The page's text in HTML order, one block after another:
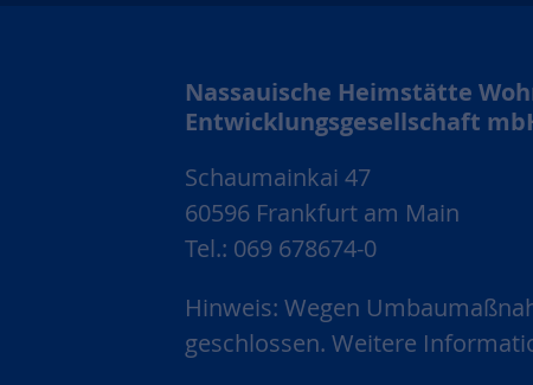
Nassauische Heimstätte
Entwicklungsgesellschaft
Schaumainkai 47
60596 Frankfurt am Main
Tel.: 069 678674-0
Hinweis: Wegen
geschlossen. Weitere